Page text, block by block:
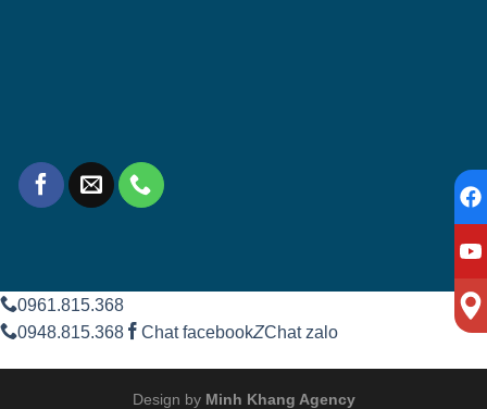
0961.815.368
0948.815.368
Chat facebookZChat zalo
Design by Minh Khang Agency